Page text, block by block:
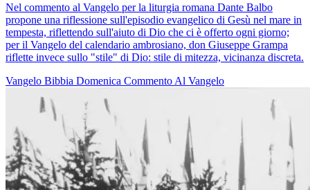
Nel commento al Vangelo per la liturgia romana Dante Balbo
propone una riflessione sull'episodio evangelico di Gesù nel mare in
tempesta, riflettendo sull'aiuto di Dio che ci è offerto ogni giorno;
per il Vangelo del calendario ambrosiano, don Giuseppe Grampa
riflette invece sullo "stile" di Dio: stile di mitezza, vicinanza discreta.
Vangelo Bibbia Domenica Commento Al Vangelo